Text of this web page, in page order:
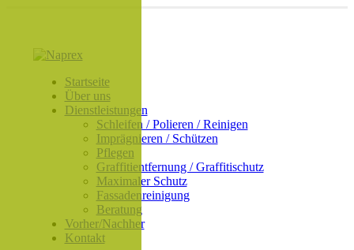
Startseite
Über uns
Dienstleistungen
Schleifen / Polieren / Reinigen
Imprägnieren / Schützen
Pflegen
Graffitientfernung / Graffitischutz
Maximaler Schutz
Fassadenreinigung
Beratung
Vorher/Nachher
Kontakt